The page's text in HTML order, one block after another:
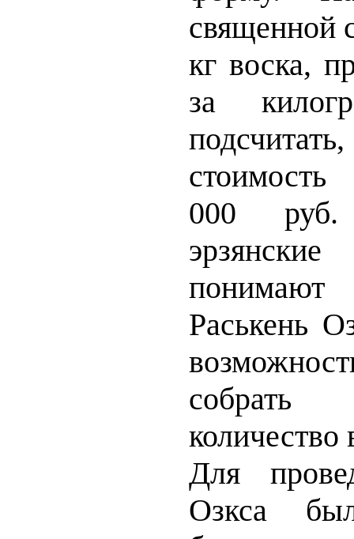
священной
кг воска,
за
000
Раськень
собрать
количество
Для
Озкса